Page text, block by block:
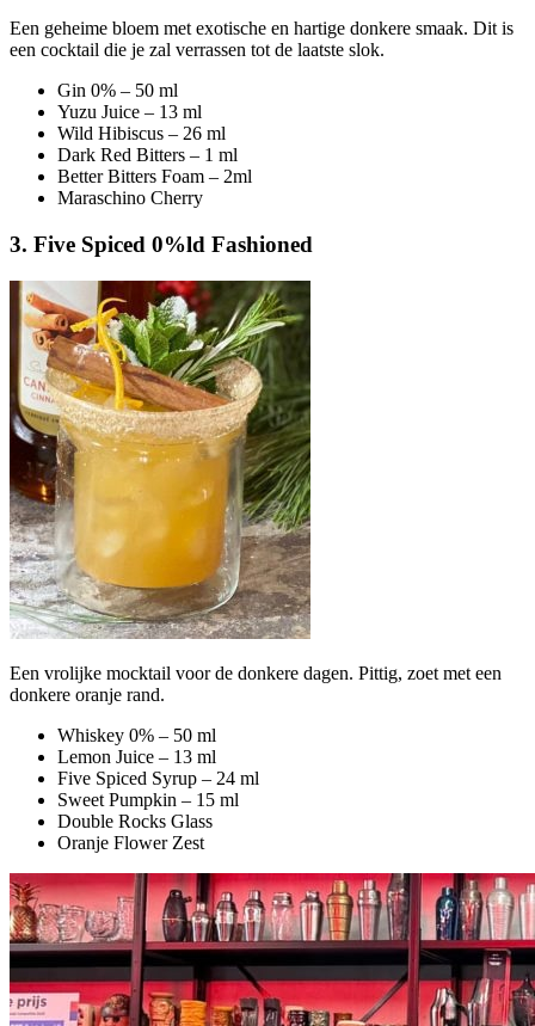
Een geheime bloem met exotische en hartige donkere smaak. Dit is
een cocktail die je zal verrassen tot de laatste slok.
Gin 0% – 50 ml
Yuzu Juice – 13 ml
Wild Hibiscus – 26 ml
Dark Red Bitters – 1 ml
Better Bitters Foam – 2ml
Maraschino Cherry
3. Five Spiced 0%ld Fashioned
Een vrolijke mocktail voor de donkere dagen. Pittig, zoet met een
donkere oranje rand.
Whiskey 0% – 50 ml
Lemon Juice – 13 ml
Five Spiced Syrup – 24 ml
Sweet Pumpkin – 15 ml
Double Rocks Glass
Oranje Flower Zest